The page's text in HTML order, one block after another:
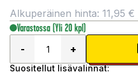
Alkuperäinen hinta: 11,95 €
Varastossa (Yli 20 kpl)
-
+
Suositellut lisävalinnat: